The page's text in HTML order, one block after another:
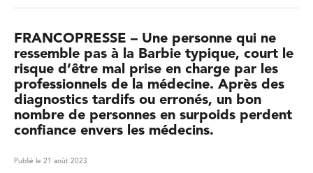
FRANCOPRESSE – Une personne qui ne
ressemble pas à la Barbie typique, court le
risque d’être mal prise en charge par les
professionnels de la médecine. Après des
diagnostics tardifs ou erronés, un bon
nombre de personnes en surpoids perdent
confiance envers les médecins.
Publié le 21 août 2023